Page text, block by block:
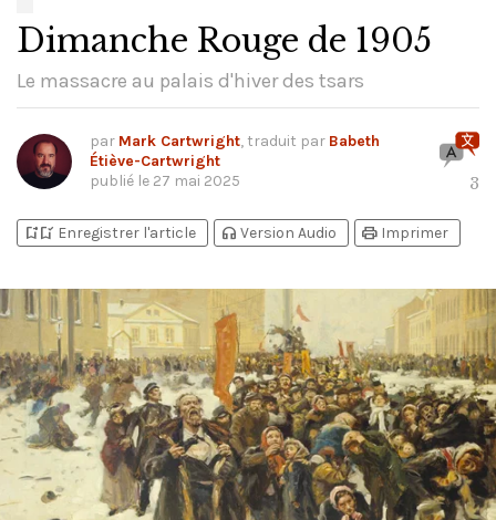
Dimanche Rouge de 1905
Le massacre au palais d'hiver des tsars
par Mark Cartwright, traduit par Babeth
Étiève-Cartwright
publié le 27 mai 2025 3
bookmark_addbookmark_added Enregistrer l'article headphones Version Audio print Imprimer